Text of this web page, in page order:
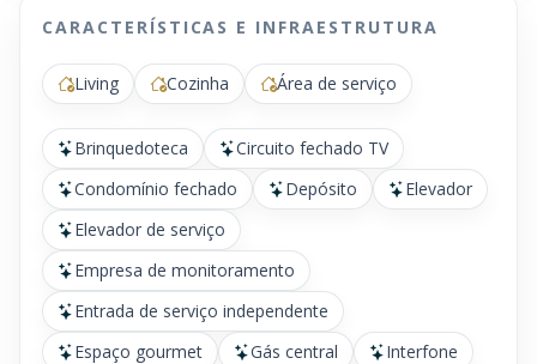
CARACTERÍSTICAS E INFRAESTRUTURA
Living Cozinha Área de serviço
Brinquedoteca
Circuito fechado TV
Condomínio fechado
Depósito
Elevador
Elevador de serviço
Empresa de monitoramento
Entrada de serviço independente
Espaço gourmet
Gás central
Interfone